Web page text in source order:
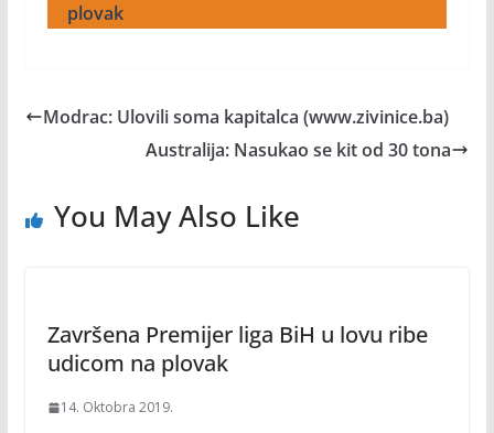
plovak
Modrac: Ulovili soma kapitalca (www.zivinice.ba)
Australija: Nasukao se kit od 30 tona
You May Also Like
Završena Premijer liga BiH u lovu ribe
udicom na plovak
14. Oktobra 2019.